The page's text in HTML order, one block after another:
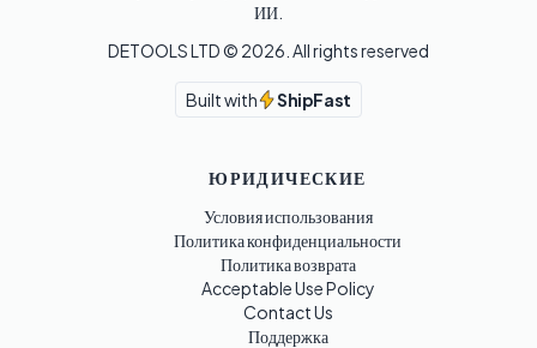
ИИ.
DETOOLS LTD © 2026 . All rights reserved
Built with ShipFast
ЮРИДИЧЕСКИЕ
Условия использования
Политика конфиденциальности
Политика возврата
Acceptable Use Policy
Contact Us
Поддержка